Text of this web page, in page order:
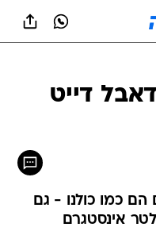
דייט
הם כמו כולנו - גם
אינסטגרם